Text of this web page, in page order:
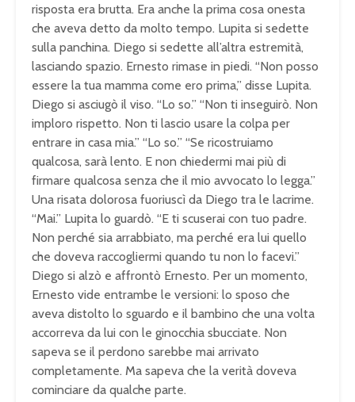
risposta era brutta. Era anche la prima cosa onesta
che aveva detto da molto tempo. Lupita si sedette
sulla panchina. Diego si sedette all’altra estremità,
lasciando spazio. Ernesto rimase in piedi. “Non posso
essere la tua mamma come ero prima,” disse Lupita.
Diego si asciugò il viso. “Lo so.” “Non ti inseguirò. Non
imploro rispetto. Non ti lascio usare la colpa per
entrare in casa mia.” “Lo so.” “Se ricostruiamo
qualcosa, sarà lento. E non chiedermi mai più di
firmare qualcosa senza che il mio avvocato lo legga.”
Una risata dolorosa fuoriuscì da Diego tra le lacrime.
“Mai.” Lupita lo guardò. “E ti scuserai con tuo padre.
Non perché sia arrabbiato, ma perché era lui quello
che doveva raccogliermi quando tu non lo facevi.”
Diego si alzò e affrontò Ernesto. Per un momento,
Ernesto vide entrambe le versioni: lo sposo che
aveva distolto lo sguardo e il bambino che una volta
accorreva da lui con le ginocchia sbucciate. Non
sapeva se il perdono sarebbe mai arrivato
completamente. Ma sapeva che la verità doveva
cominciare da qualche parte.